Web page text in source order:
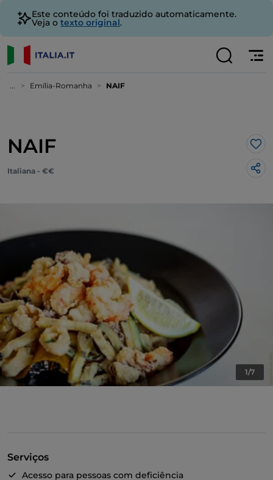
Este conteúdo foi traduzido automaticamente.
Veja o texto original.
... Emília-Romanha NAIF
NAIF
Italiana - €€
1/7
Serviços
Acesso para pessoas com deficiência